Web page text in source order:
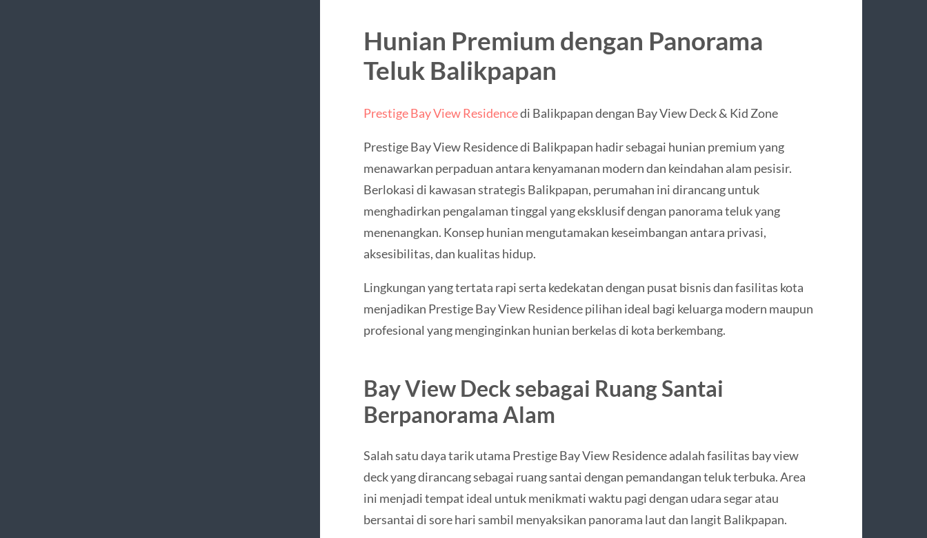
Hunian Premium dengan Panorama
Teluk Balikpapan
Prestige Bay View Residencedi Balikpapan dengan Bay View Deck & Kid Zone
Prestige Bay View Residence di Balikpapan hadir sebagai hunian premium yang
menawarkan perpaduan antara kenyamanan modern dan keindahan alam pesisir.
Berlokasi di kawasan strategis Balikpapan, perumahan ini dirancang untuk
menghadirkan pengalaman tinggal yang eksklusif dengan panorama teluk yang
menenangkan. Konsep hunian mengutamakan keseimbangan antara privasi,
aksesibilitas, dan kualitas hidup.
Lingkungan yang tertata rapi serta kedekatan dengan pusat bisnis dan fasilitas kota
menjadikan Prestige Bay View Residence pilihan ideal bagi keluarga modern maupun
profesional yang menginginkan hunian berkelas di kota berkembang.
Bay View Deck sebagai Ruang Santai
Berpanorama Alam
Salah satu daya tarik utama Prestige Bay View Residence adalah fasilitas bay view
deck yang dirancang sebagai ruang santai dengan pemandangan teluk terbuka. Area
ini menjadi tempat ideal untuk menikmati waktu pagi dengan udara segar atau
bersantai di sore hari sambil menyaksikan panorama laut dan langit Balikpapan.